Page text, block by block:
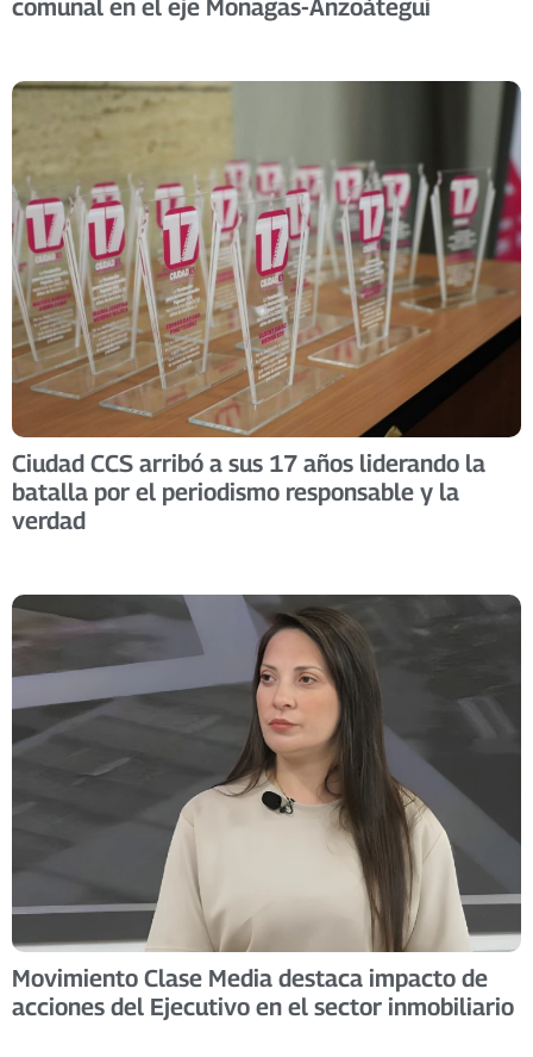
comunal en el eje Monagas-Anzoátegui ​
Ciudad CCS arribó a sus 17 años liderando la
batalla por el periodismo responsable y la
verdad
Movimiento Clase Media destaca impacto de
acciones del Ejecutivo en el sector inmobiliario